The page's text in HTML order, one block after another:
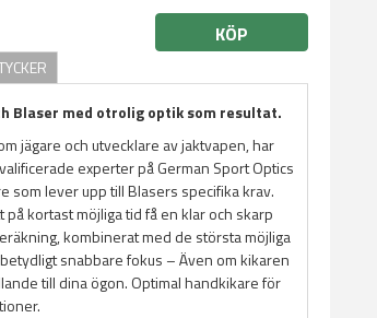
KÖP
Blaser med otrolig optik som resultat.
jägare och utvecklare av jaktvapen, har
experter på German Sport Optics
som lever upp till Blasers specifika krav.
kortast möjliga tid få en klar och skarp
kombinerat med de största möjliga
snabbare fokus – Även om kikaren
till dina ögon. Optimal handkikare för